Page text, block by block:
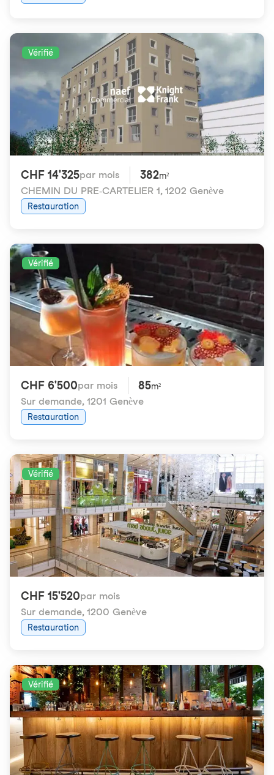
Vérifié
CHF 14'325par mois 382m²
CHEMIN DU PRE-CARTELIER 1, 1202 Genève
Restauration
Vérifié
CHF 6'500par mois 85m²
Sur demande, 1201 Genève
Restauration
Vérifié
CHF 15'520par mois
Sur demande, 1200 Genève
Restauration
Vérifié